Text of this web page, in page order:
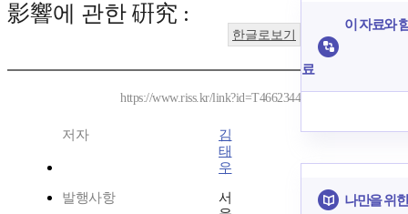
影響에 관한 硏究 :
한글로보기
https://www.riss.kr/link?id=T4662344
저자
김
태
우
발행사항
서
이 자료와
료
나만을 위